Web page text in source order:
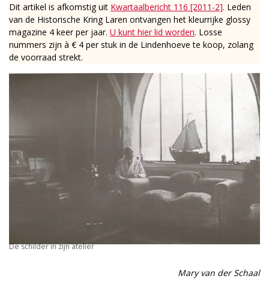
Dit artikel is afkomstig uit Kwartaalbericht 116 [2011-2]. Leden
van de Historische Kring Laren ontvangen het kleurrijke glossy
magazine 4 keer per jaar. U kunt hier lid worden. Losse
nummers zijn à € 4 per stuk in de Lindenhoeve te koop, zolang
de voorraad strekt.
De schilder in zijn atelier
Mary van der Schaal